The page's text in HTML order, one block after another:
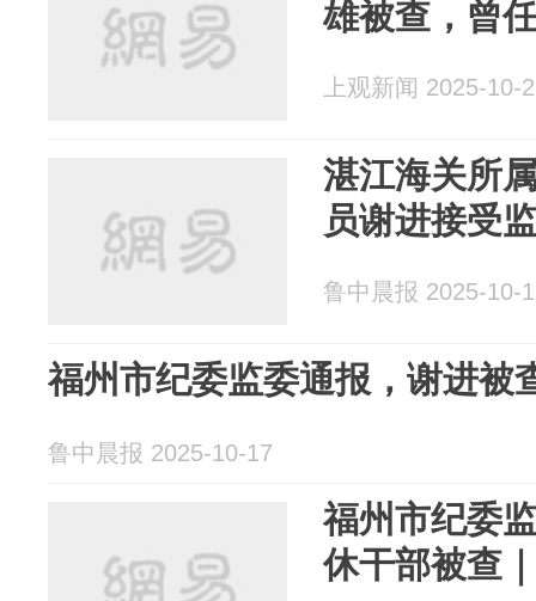
雄被查，曾
上观新闻 2025-10-
湛江海关所
员谢进接受
鲁中晨报 2025-10-
福州市纪委监委通报，谢进被
鲁中晨报 2025-10-17
福州市纪委
休干部被查